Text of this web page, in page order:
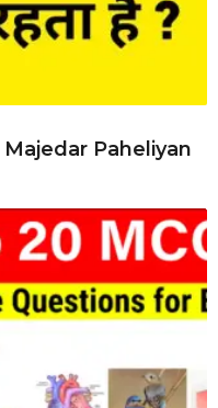
Majedar Paheliyan